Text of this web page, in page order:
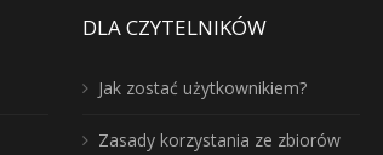
DLA CZYTELNIKÓW
Jak zostać użytkownikiem?
Zasady korzystania ze zbiorów